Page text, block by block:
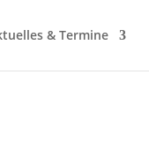
& Termine